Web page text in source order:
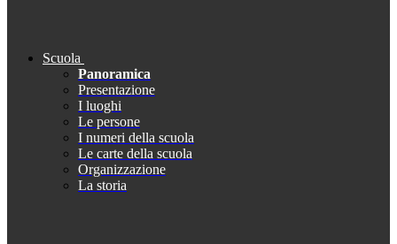
Scuola
Panoramica
Presentazione
I luoghi
Le persone
I numeri della scuola
Le carte della scuola
Organizzazione
La storia